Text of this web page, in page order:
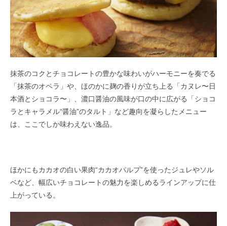
抹茶のコクとチョコレートの豊かな味わいがハーモニーを奏でる
「抹茶のオペラ」や、ほのかに麹の香りが立ち上る「カヌレ〜日
本酒とショコラ〜」、濃口醤油の風味が口の中に広がる「ショコ
ラとキャラメル“醤油”のタルト」など趣向を凝らしたメニュー
は、ここでしか味わえない逸品。
ほかにもカカオの白い果肉“カカオパルプ”を使ったジュレやソル
ベなど、幅広いチョコレートの魅力を楽しめるラインアップに仕
上がっている。